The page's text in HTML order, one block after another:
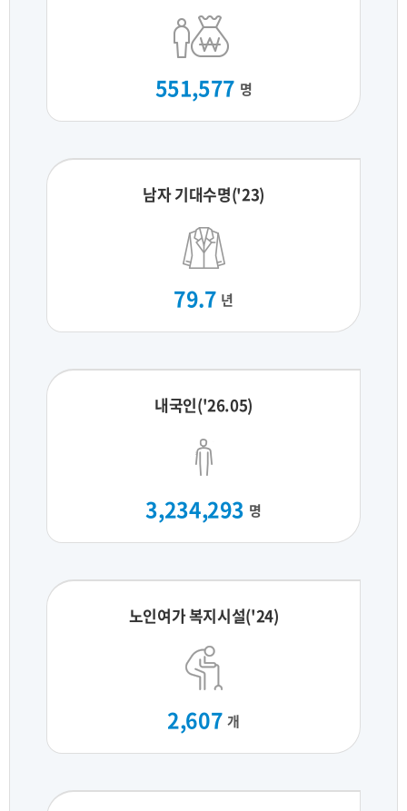
551,577 명
남자 기대수명('23)
79.7 년
내국인('26.05)
3,234,293 명
노인여가 복지시설('24)
2,607 개